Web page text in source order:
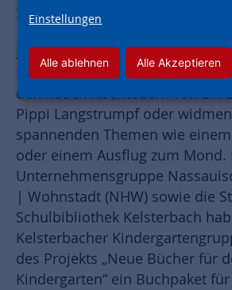
Schulbibliothek
Kelsterbach– Sie heißen „Der
Meckerpapa“ oder „Das
den neuen Abenteuern von Dr.
Pippi Langstrumpf oder
spannenden Themen wie
oder einem Ausflug zum Mond.
Unternehmensgruppe
| Wohnstadt (NHW) sowie die
Schulbibliothek Kelsterbach
Kelsterbacher
des Projekts „Neue Bücher für
Kindergarten“ ein Buchpaket
Einstellungen
Alle ablehnen Alle Akzeptieren